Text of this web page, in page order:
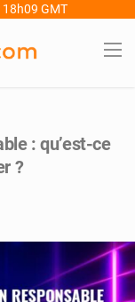
18h09 GMT
: qu’est-ce
?